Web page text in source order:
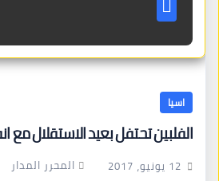
اسيا
الفلبين تحتفل بعيد الاستقلال مع
12 يونيو، 2017 المحرر المدار